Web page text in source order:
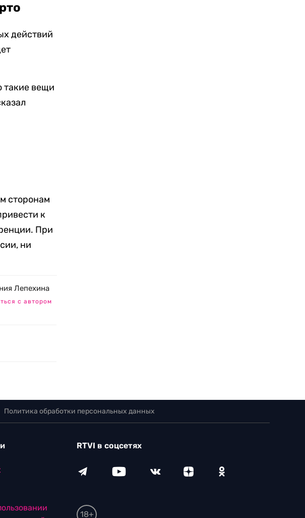
действий
такие вещи
сторонам
к
При
ни
Лепехина
с автором
Политика обработки персональных данных
RTVI в соцсетях
18+